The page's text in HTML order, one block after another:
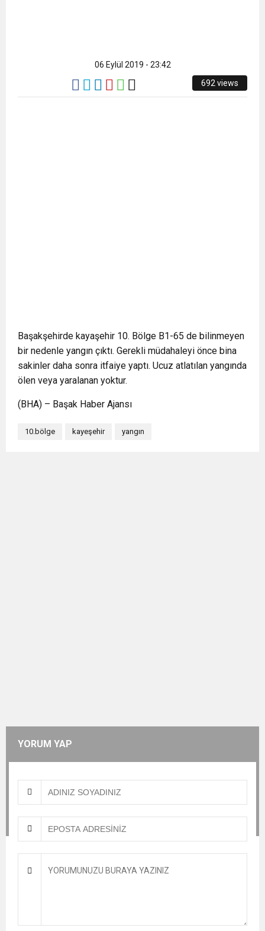
06 Eylül 2019 - 23:42
692 views
Başakşehirde kayaşehir 10. Bölge B1-65 de bilinmeyen
bir nedenle yangın çıktı. Gerekli müdahaleyi önce bina
sakinler daha sonra itfaiye yaptı. Ucuz atlatılan yangında
ölen veya yaralanan yoktur.
(BHA) – Başak Haber Ajansı
10.bölge kayeşehir yangın
YORUM YAP